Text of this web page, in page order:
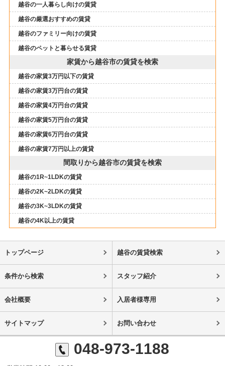
越谷の一人暮らし向けの賃貸
越谷の厳選おすすめの賃貸
越谷のファミリー向けの賃貸
越谷のペットと暮らせる賃貸
家賃から越谷市の賃貸を検索
越谷の家賃3万円以下の賃貸
越谷の家賃3万円台の賃貸
越谷の家賃4万円台の賃貸
越谷の家賃5万円台の賃貸
越谷の家賃6万円台の賃貸
越谷の家賃7万円以上の賃貸
間取りから越谷市の賃貸を検索
越谷の1R~1LDKの賃貸
越谷の2K~2LDKの賃貸
越谷の3K~3LDKの賃貸
越谷の4K以上の賃貸
トップページ 越谷の賃貸検索
条件から検索 スタッフ紹介
会社概要 入居者様専用
サイトマップ お問い合わせ
048-973-1188